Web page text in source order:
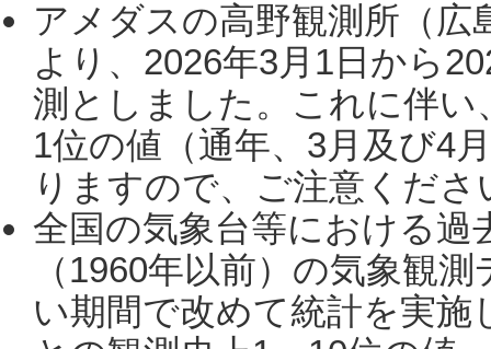
アメダスの高野観測所（
より、2026年3月1日から
測としました。これに伴い
1位の値（通年、3月及び4
りますので、ご注意くだ
全国の気象台等における過
（1960年以前）の気象観
い期間で改めて統計を実